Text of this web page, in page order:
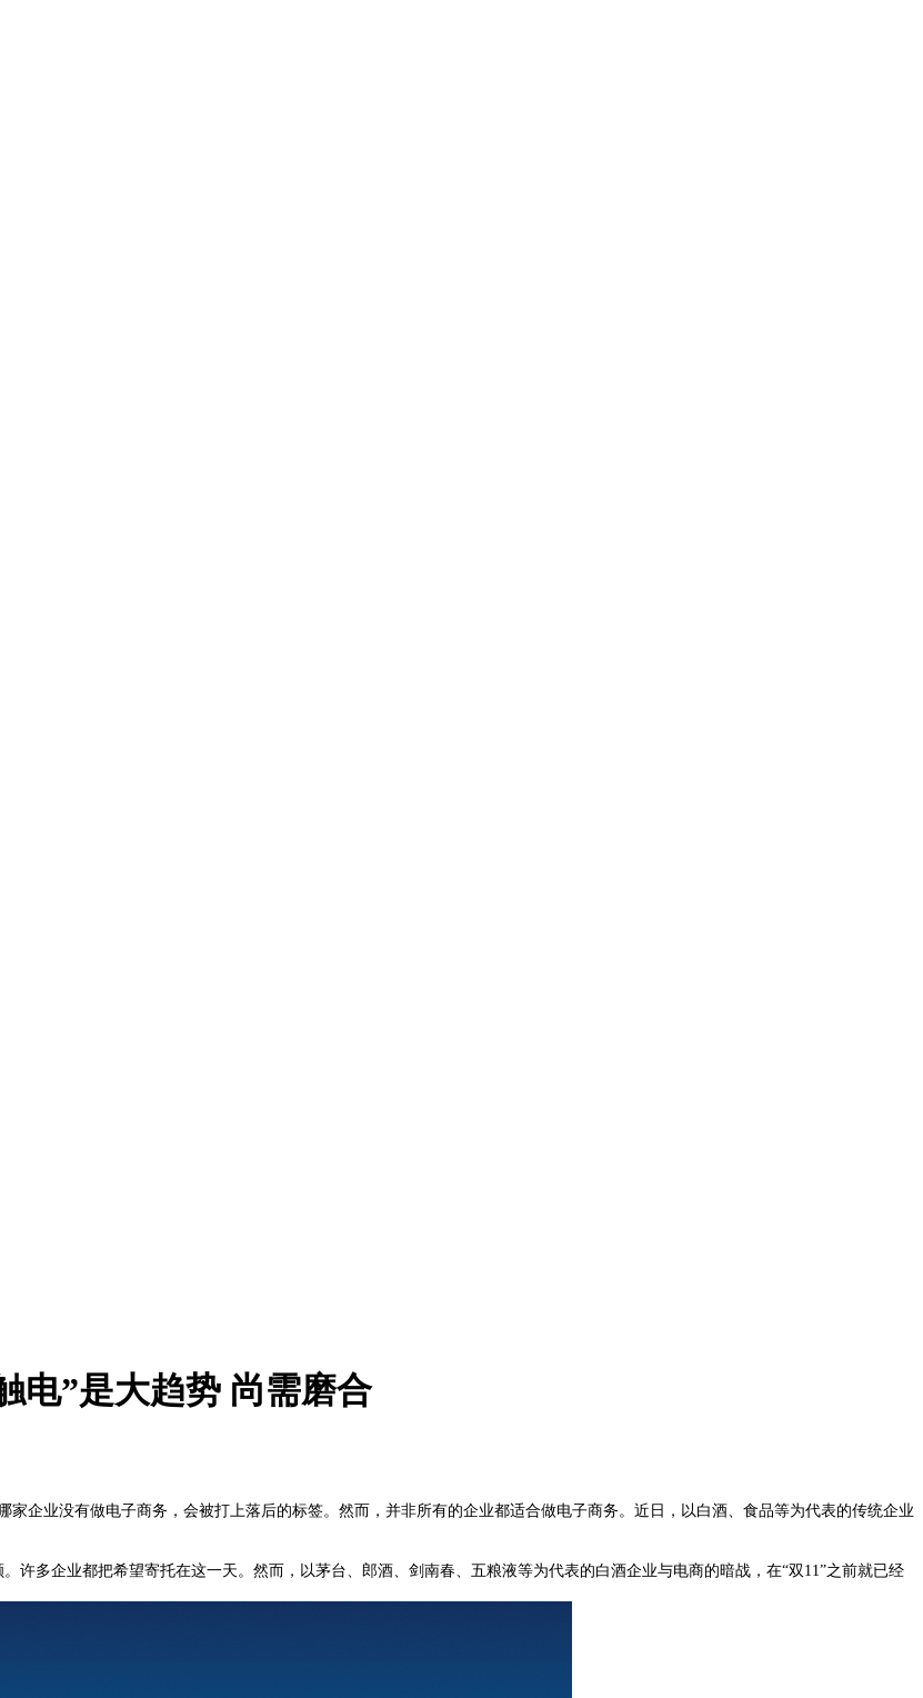
电”是大趋势 尚需磨合
家企业没有做电子商务，会被打上落后的标签。然而，并非所有的企业都适合做电子商务。近日，以白酒、食品等为代表的传统企业
多企业都把希望寄托在这一天。然而，以茅台、郎酒、剑南春、五粮液等为代表的白酒企业与电商的暗战，在“双11”之前就已经